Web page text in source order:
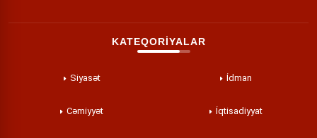
KATEQORİYALAR
Siyasət İdman
Cəmiyyət İqtisadiyyat